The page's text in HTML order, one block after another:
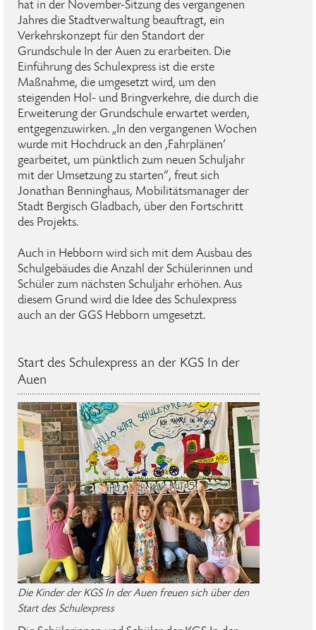
hat in der November-Sitzung des vergangenen
Jahres die Stadtverwaltung beauftragt, ein
Verkehrskonzept für den Standort der
Grundschule In der Auen zu erarbeiten. Die
Einführung des Schulexpress ist die erste
Maßnahme, die umgesetzt wird, um den
steigenden Hol- und Bringverkehre, die durch die
Erweiterung der Grundschule erwartet werden,
entgegenzuwirken. „In den vergangenen Wochen
wurde mit Hochdruck an den ‚Fahrplänen‘
gearbeitet, um pünktlich zum neuen Schuljahr
mit der Umsetzung zu starten“, freut sich
Jonathan Benninghaus, Mobilitätsmanager der
Stadt Bergisch Gladbach, über den Fortschritt
des Projekts.
Auch in Hebborn wird sich mit dem Ausbau des
Schulgebäudes die Anzahl der Schülerinnen und
Schüler zum nächsten Schuljahr erhöhen. Aus
diesem Grund wird die Idee des Schulexpress
auch an der GGS Hebborn umgesetzt.
Start des Schulexpress an der KGS In der
Auen
Die Kinder der KGS In der Auen freuen sich über den
Start des Schulexpress